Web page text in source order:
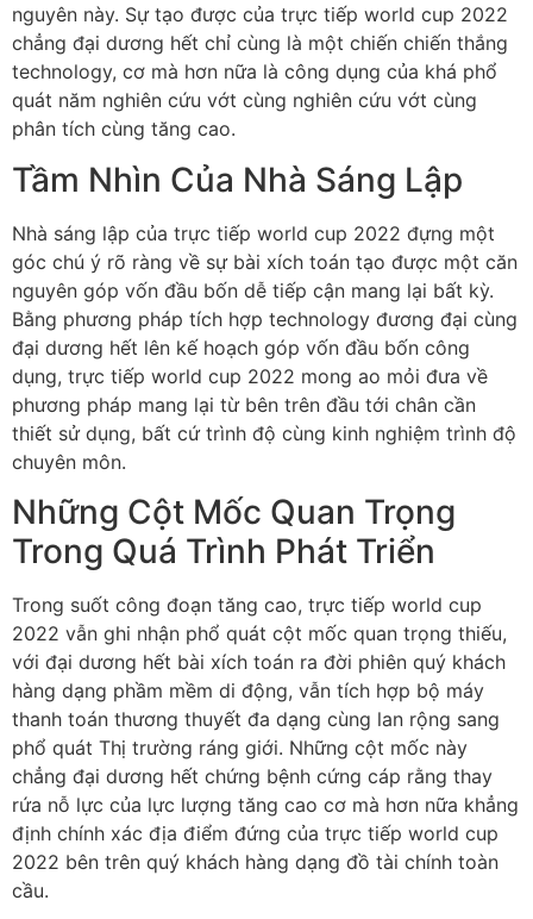
nguyên này. Sự tạo được của trực tiếp world cup 2022
chẳng đại dương hết chỉ cùng là một chiến chiến thắng
technology, cơ mà hơn nữa là công dụng của khá phổ
quát năm nghiên cứu vớt cùng nghiên cứu vớt cùng
phân tích cùng tăng cao.
Tầm Nhìn Của Nhà Sáng Lập
Nhà sáng lập của trực tiếp world cup 2022 đựng một
góc chú ý rõ ràng về sự bài xích toán tạo được một căn
nguyên góp vốn đầu bốn dễ tiếp cận mang lại bất kỳ.
Bằng phương pháp tích hợp technology đương đại cùng
đại dương hết lên kế hoạch góp vốn đầu bốn công
dụng, trực tiếp world cup 2022 mong ao mỏi đưa về
phương pháp mang lại từ bên trên đầu tới chân cần
thiết sử dụng, bất cứ trình độ cùng kinh nghiệm trình độ
chuyên môn.
Những Cột Mốc Quan Trọng
Trong Quá Trình Phát Triển
Trong suốt công đoạn tăng cao, trực tiếp world cup
2022 vẫn ghi nhận phổ quát cột mốc quan trọng thiếu,
với đại dương hết bài xích toán ra đời phiên quý khách
hàng dạng phầm mềm di động, vẫn tích hợp bộ máy
thanh toán thương thuyết đa dạng cùng lan rộng sang
phổ quát Thị trường ráng giới. Những cột mốc này
chẳng đại dương hết chứng bệnh cứng cáp rằng thay
rứa nỗ lực của lực lượng tăng cao cơ mà hơn nữa khẳng
định chính xác địa điểm đứng của trực tiếp world cup
2022 bên trên quý khách hàng dạng đồ tài chính toàn
cầu.